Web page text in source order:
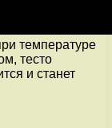
температуре
тесто
и станет